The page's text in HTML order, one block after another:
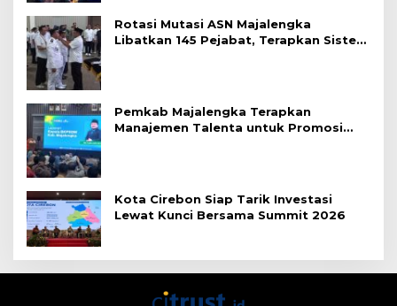
Rotasi Mutasi ASN Majalengka
Libatkan 145 Pejabat, Terapkan Sistem
Pemkab Majalengka Terapkan
Manajemen Talenta untuk Promosi
Kota Cirebon Siap Tarik Investasi
Lewat Kunci Bersama Summit 2026